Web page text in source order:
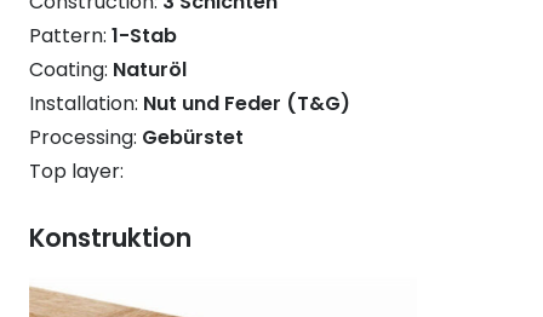
Pattern: 1-Stab
Coating: Naturöl
Installation: Nut und Feder (T&G)
Processing: Gebürstet
Top layer:
Konstruktion